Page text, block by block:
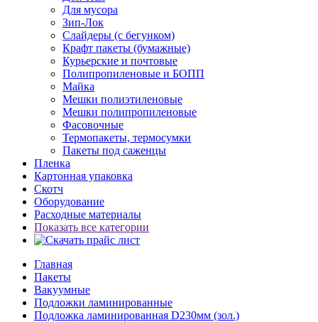
Для мусора
Зип-Лок
Слайдеры (с бегунком)
Крафт пакеты (бумажные)
Курьерские и почтовые
Полипропиленовые и БОПП
Майка
Мешки полиэтиленовые
Мешки полипропиленовые
Фасовочные
Термопакеты, термосумки
Пакеты под саженцы
Пленка
Картонная упаковка
Скотч
Оборудование
Расходные материалы
Показать все категории
Главная
Пакеты
Вакуумные
Подложки ламинированные
Подложка ламинированная D230мм (зол.)